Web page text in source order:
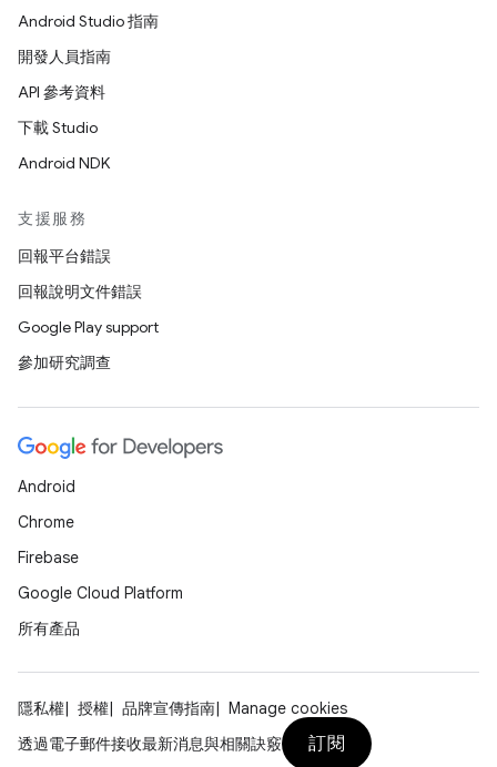
Android Studio 指南
開發人員指南
API 參考資料
下載 Studio
Android NDK
支援服務
回報平台錯誤
回報說明文件錯誤
Google Play support
參加研究調查
Android
Chrome
Firebase
Google Cloud Platform
所有產品
隱私權 授權 品牌宣傳指南
Manage cookies
透過電子郵件接收最新消息與相關訣竅
訂閱